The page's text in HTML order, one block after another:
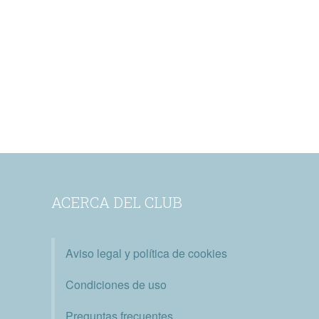
ACERCA DEL CLUB
Aviso legal y política de cookies
Condiciones de uso